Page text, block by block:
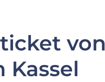
von
Kassel